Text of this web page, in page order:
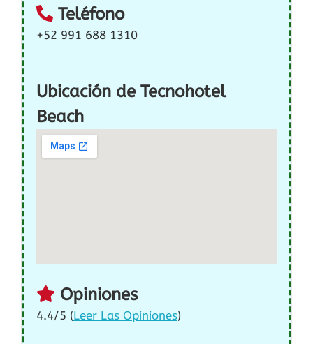
Teléfono
+52 991 688 1310
Ubicación de Tecnohotel
Beach
Opiniones
4.4/5 (Leer Las Opiniones)